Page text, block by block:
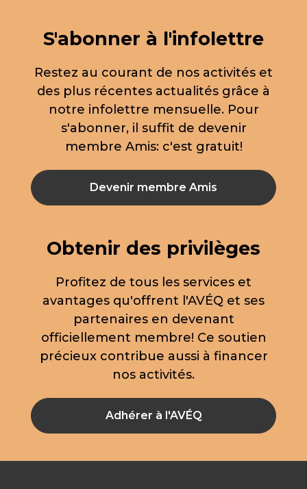
S'abonner à l'infolettre
Restez au courant de nos activités et
des plus récentes actualités grâce à
notre infolettre mensuelle. Pour
s'abonner, il suffit de devenir
membre Amis: c'est gratuit!
Devenir membre Amis
Obtenir des privilèges
Profitez de tous les services et
avantages qu'offrent l'AVÉQ et ses
partenaires en devenant
officiellement membre! Ce soutien
précieux contribue aussi à financer
nos activités.
Adhérer à l'AVÉQ